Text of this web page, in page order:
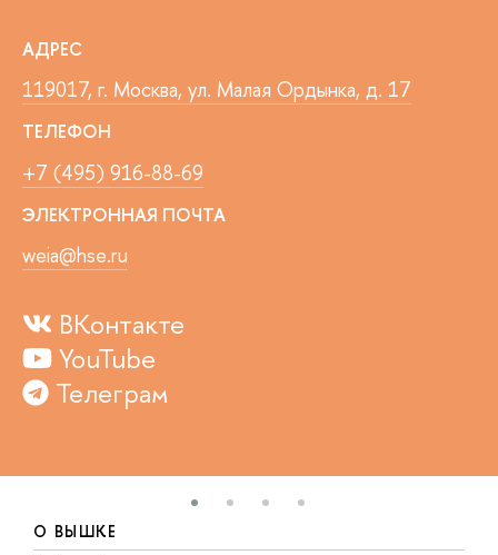
АДРЕС
119017, г. Москва, ул. Малая Ордынка, д. 17
ТЕЛЕФОН
+7 (495) 916-88-69
ЭЛЕКТРОННАЯ ПОЧТА
weia@hse.ru
ВКонтакте
YouTube
Телеграм
О ВЫШКЕ